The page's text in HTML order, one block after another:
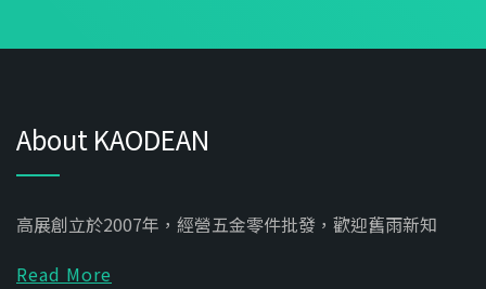
About KAODEAN
高展創立於2007年，經營五金零件批發，歡迎舊雨新知
Read More